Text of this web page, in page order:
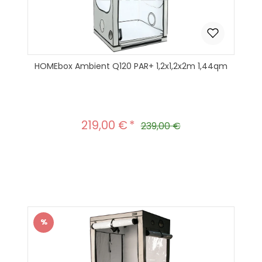
HOMEbox Ambient Q120 PAR+ 1,2x1,2x2m 1,44qm
Verkaufspreis:
219,00 € Regulärer Preis:
239,00 €
Rabatt
%